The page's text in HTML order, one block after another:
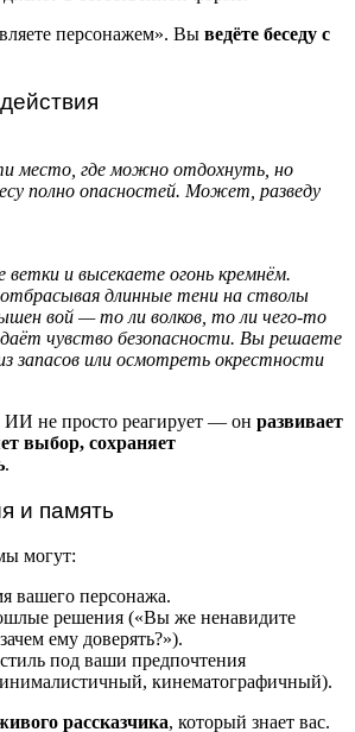
персонажем». Вы ведёте беседу с
место, где можно отдохнуть, но
полно опасностей. Может, разведу
ветки и высекаете огонь кремнём.
длинные тени на стволы
вой — то ли волков, то ли чего-то
чувство безопасности. Вы решаете
запасов или осмотреть окрестности
не просто реагирует — он развивает
выбор, сохраняет
.
и память
могут:
вашего персонажа.
решения («Вы же ненавидите
ему доверять?»).
под ваши предпочтения
кинематографичный).
рассказчика, который знает вас.